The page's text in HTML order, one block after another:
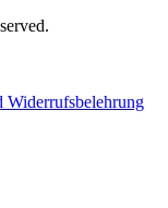
Widerrufsbelehrung